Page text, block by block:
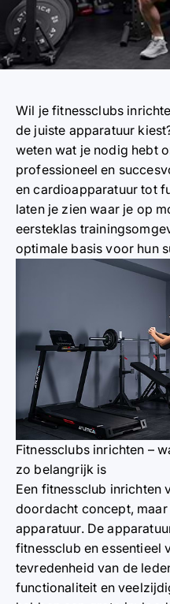
Wil je fitnessclubs
de juiste apparatuur
weten wat je nodig hebt
professioneel en
en cardioapparatuur tot
laten je zien waar je op
eersteklas
optimale basis voor hun
Fitnessclubs inrichten –
zo belangrijk is
Een fitnessclub inrichten
doordacht concept,
apparatuur. De
fitnessclub en essentieel
tevredenheid van de
functionaliteit en